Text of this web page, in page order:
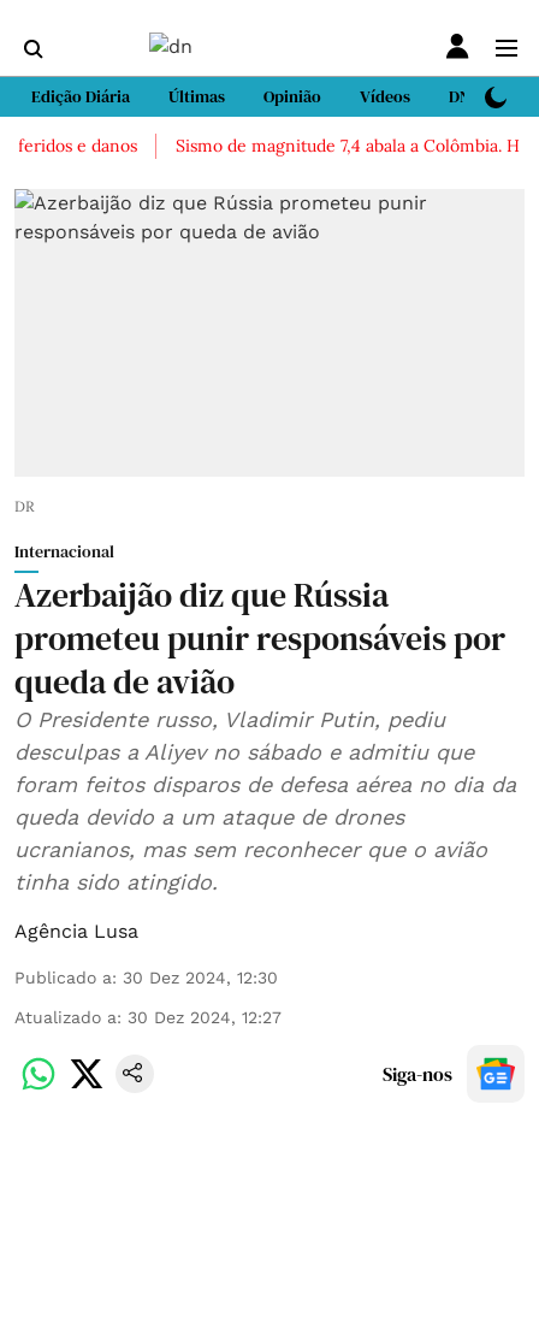
Edição Diária Últimas Opinião Vídeos DN Sport
e danos Sismo de magnitude 7,4 abala a Colômbia. Há
DR
Internacional
Azerbaijão diz que Rússia
prometeu punir responsáveis por
queda de avião
O Presidente russo, Vladimir Putin, pediu
desculpas a Aliyev no sábado e admitiu que
foram feitos disparos de defesa aérea no dia da
queda devido a um ataque de drones
ucranianos, mas sem reconhecer que o avião
tinha sido atingido.
Agência Lusa
Publicado a: 30 Dez 2024, 12:30
Atualizado a: 30 Dez 2024, 12:27
Siga-nos